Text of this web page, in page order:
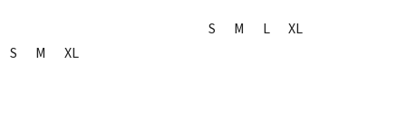
S M XL
S M L XL